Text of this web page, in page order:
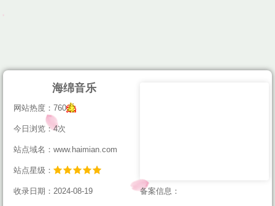
海绵音乐
网站热度：760
今日浏览：4次
站点域名：www.haimian.com
站点星级：
收录日期：2024-08-19 备案信息：